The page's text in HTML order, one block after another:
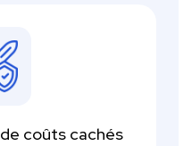
coûts cachés